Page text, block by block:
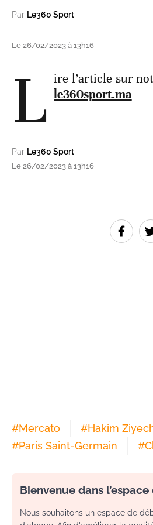
Par Le360 Sport
Le 26/02/2023 à 13h16
L ire l’article sur
le360sport.ma
Par Le360 Sport
Le 26/02/2023 à 13h16
#Mercato #Hakim
#Paris Saint-Germain #
Bienvenue dans
Nous souhaitons un espace de